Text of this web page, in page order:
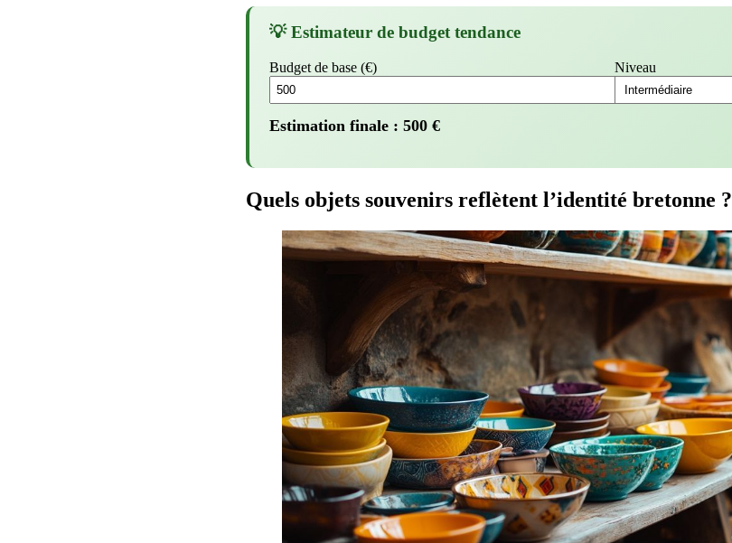
💡 Estimateur de budget tendance
Budget de base (€) Niveau
Estimation finale : 500 €
Quels objets souvenirs reflètent l’identité bretonne ?